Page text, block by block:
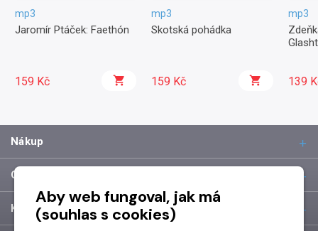
mp3
Jaromír Ptáček: Faethón
159 Kč
mp3
Skotská pohádka
159 Kč
mp3
139
Nákup
O společnosti
Kontakt
Aby web fungoval, jak má
(souhlas s cookies)